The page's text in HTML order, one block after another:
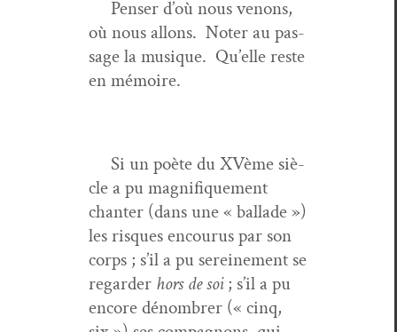
Penser d’où nous venons,
où nous allons. Not­er au pas­
sage la musique. Qu’elle reste
en mémoire.
Si un poète du XVème siè­
cle a pu mag­nifique­ment
chanter (dans une « bal­lade »)
les risques encou­rus par son
corps ; s’il a pu sere­ine­ment se
regarder hors de soi; s’il a pu
encore dénom­br­er (« cinq,